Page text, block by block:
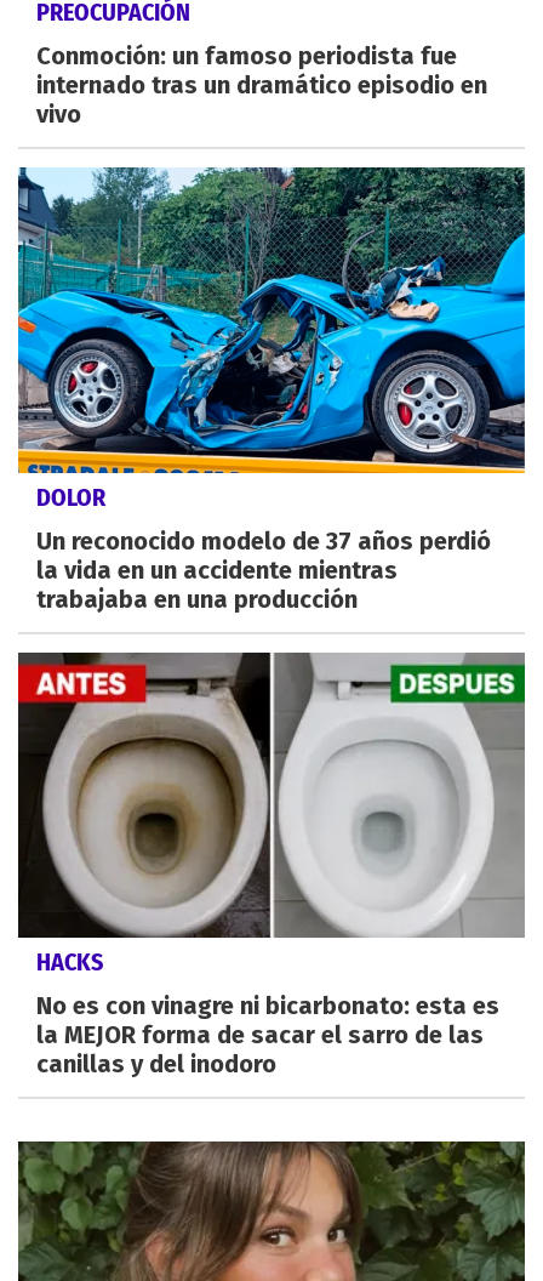
PREOCUPACIÓN
Conmoción: un famoso periodista fue
internado tras un dramático episodio en
vivo
DOLOR
Un reconocido modelo de 37 años perdió
la vida en un accidente mientras
trabajaba en una producción
HACKS
No es con vinagre ni bicarbonato: esta es
la MEJOR forma de sacar el sarro de las
canillas y del inodoro